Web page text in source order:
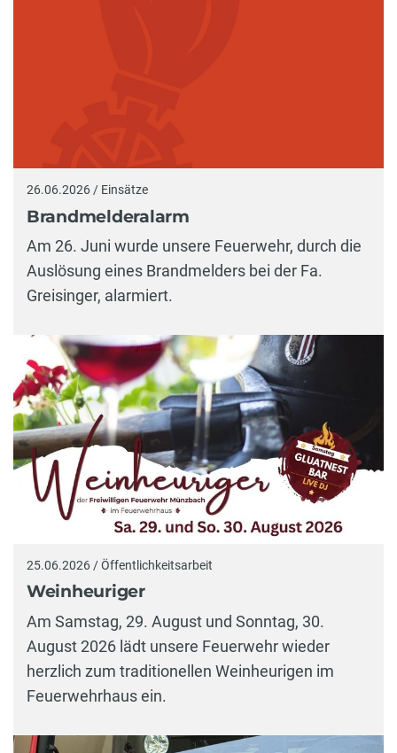
26.06.2026 / Einsätze
Brandmelderalarm
Am 26. Juni wurde unsere Feuerwehr, durch die
Auslösung eines Brandmelders bei der Fa.
Greisinger, alarmiert.
25.06.2026 / Öffentlichkeitsarbeit
Weinheuriger
Am Samstag, 29. August und Sonntag, 30.
August 2026 lädt unsere Feuerwehr wieder
herzlich zum traditionellen Weinheurigen im
Feuerwehrhaus ein.